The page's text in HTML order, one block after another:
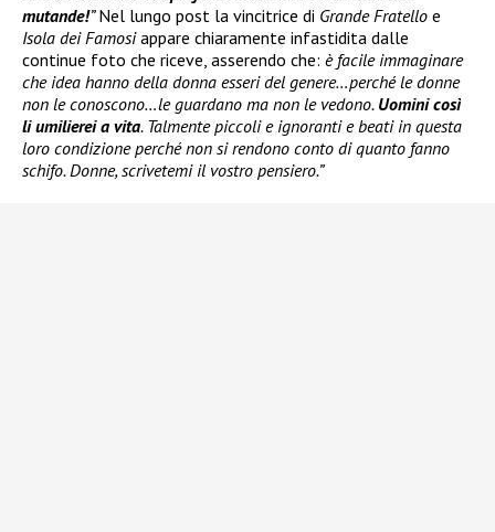
mutande!”Nel lungo post la vincitrice di Grande Fratello e
Isola dei Famosiappare chiaramente infastidita dalle
continue foto che riceve, asserendo che: è facile immaginare
che idea hanno della donna esseri del genere…perché le donne
non le conoscono…le guardano ma non le vedono. Uomini così
li umilierei a vita. Talmente piccoli e ignoranti e beati in questa
loro condizione perché non si rendono conto di quanto fanno
schifo. Donne, scrivetemi il vostro pensiero.”